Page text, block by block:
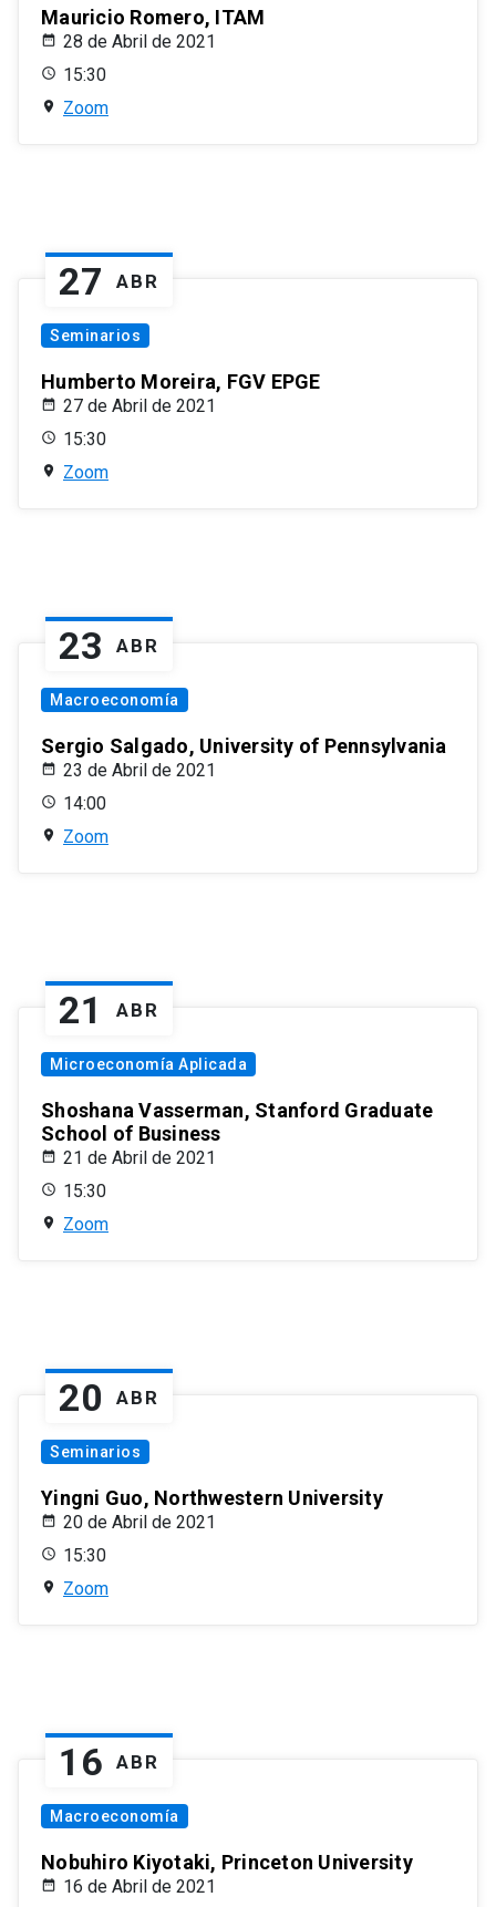
Mauricio Romero, ITAM
28 de Abril de 2021
15:30
Zoom
27 ABR
Seminarios
Humberto Moreira, FGV EPGE
27 de Abril de 2021
15:30
Zoom
23 ABR
Macroeconomía
Sergio Salgado, University of Pennsylvania
23 de Abril de 2021
14:00
Zoom
21 ABR
Microeconomía Aplicada
Shoshana Vasserman, Stanford Graduate
School of Business
21 de Abril de 2021
15:30
Zoom
20 ABR
Seminarios
Yingni Guo, Northwestern University
20 de Abril de 2021
15:30
Zoom
16 ABR
Macroeconomía
Nobuhiro Kiyotaki, Princeton University
16 de Abril de 2021